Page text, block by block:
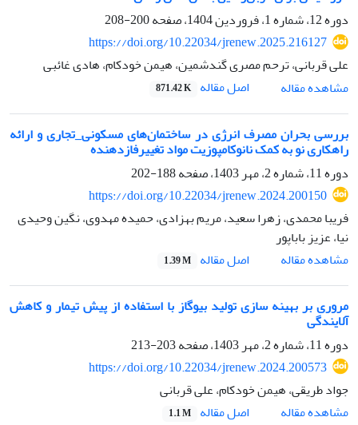
دوره 12، شماره 1، فروردین 1404، صفحه
200-208
https://doi.org/10.22034/jrenew.2025.216127
علی قربانی، ترحم مصری گندشمین، هیمن خودکام، هادی غائبی
مشاهده مقاله
اصل مقاله 871.42 K
بررسی بحران مصرف انرژی در ساختمان‌های مسکونی_تجاری و ارائه
راهکاری نو به کمک نانوکامپوزیت مواد تغییرفازدهنده
دوره 11، شماره 2، مهر 1403، صفحه
188-202
https://doi.org/10.22034/jrenew.2024.200150
فریبا محمدی، زهرا سعید، مریم بهزادی، حمیده مهدوی، نگین وحیدی
نیا، عزیز باباپور
مشاهده مقاله
اصل مقاله 1.39 M
مروری بر بهینه سازی تولید بیوگاز با استفاده از پیش تیمار و کاهش
آلایندگی
دوره 11، شماره 2، مهر 1403، صفحه
203-213
https://doi.org/10.22034/jrenew.2024.200573
جواد طریقی، هیمن خودکام، علی قربانی
مشاهده مقاله
اصل مقاله 1.1 M